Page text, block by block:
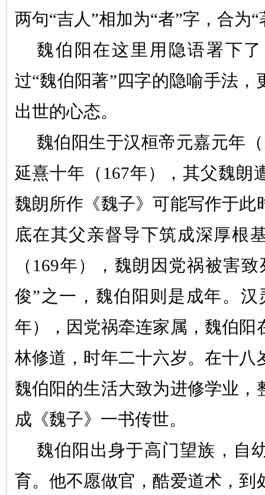
两句“吉人 ”相加为“者”字，合为“
魏伯阳在这里用隐语署下
过“魏伯阳著”四字的隐喻手法，
出世的心态。
魏伯阳生于汉桓帝元嘉元年
延熹十年 （ 167年）
，其父魏朗
魏朗所作《魏子》可能写作于此
底在其父亲督导下筑成深厚根
（ 169年）
，魏朗因党祸被害
俊”之一，魏伯阳则是成年。
年）
，因党祸牵连家属，魏伯
林修道，时年二十六岁。在十八
魏伯阳的生活大致为进修学业，
成《魏子》一书传世。
魏伯阳出身于高门望族，自
育。他不愿做官，酷爱道术，到